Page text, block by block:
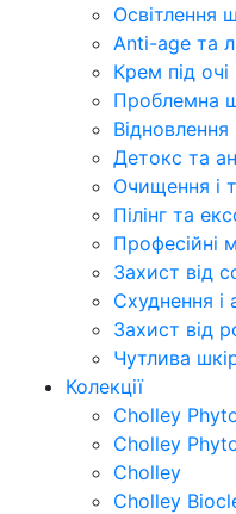
Освітлення
Anti-age та
Крем під очі
Проблемна
Відновлення
Детокс та
Очищення і
Пілінг та
Професійні
Захист від
Схуднення і
Захист від
Чутлива
Колекції
Cholley
Cholley
Cholley
Cholley